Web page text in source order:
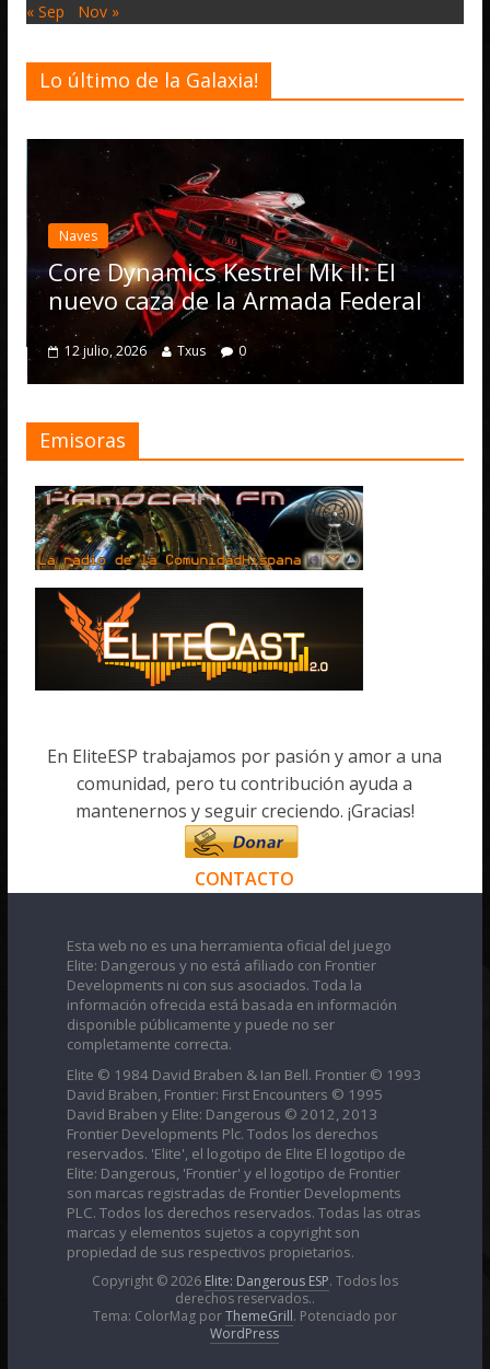
« Sep Nov »
Lo último de la Galaxia!
Naves
Core Dynamics Kestrel Mk II: El
nuevo caza de la Armada Federal
12 julio, 2026 Txus 0
Emisoras
En EliteESP trabajamos por pasión y amor a una
comunidad, pero tu contribución ayuda a
mantenernos y seguir creciendo. ¡Gracias!
CONTACTO
Esta web no es una herramienta oficial del juego
Elite: Dangerous y no está afiliado con Frontier
Developments ni con sus asociados. Toda la
información ofrecida está basada en información
disponible públicamente y puede no ser
completamente correcta.
Elite © 1984 David Braben & Ian Bell. Frontier © 1993
David Braben, Frontier: First Encounters © 1995
David Braben y Elite: Dangerous © 2012, 2013
Frontier Developments Plc. Todos los derechos
reservados. 'Elite', el logotipo de Elite El logotipo de
Elite: Dangerous, 'Frontier' y el logotipo de Frontier
son marcas registradas de Frontier Developments
PLC. Todos los derechos reservados. Todas las otras
marcas y elementos sujetos a copyright son
propiedad de sus respectivos propietarios.
Copyright © 2026 Elite: Dangerous ESP. Todos los
derechos reservados..
Tema: ColorMag porThemeGrill. Potenciado por
WordPress